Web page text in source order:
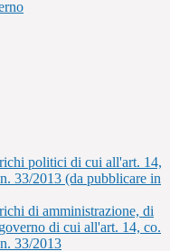
politici di cui all'art. 14,
33/2013 (da pubblicare in
di amministrazione, di
di cui all'art. 14, co.
33/2013